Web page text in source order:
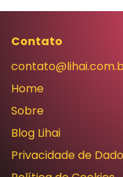
Contato
Home
Sobre
Blog Lihai
Privacidade de